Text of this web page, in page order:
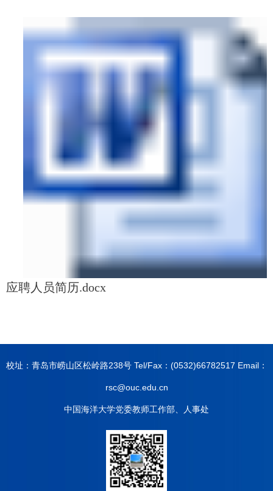
应聘人员简历.docx
校址：青岛市崂山区松岭路238号 Tel/Fax：(0532)66782517 Email：
rsc@ouc.edu.cn
中国海洋大学党委教师工作部、人事处